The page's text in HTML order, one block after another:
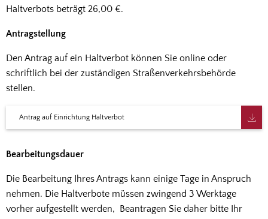
Haltverbots beträgt 26,00 €.
Antragstellung
Den Antrag auf ein Haltverbot können Sie online oder
schriftlich bei der zuständigen Straßenverkehrsbehörde
stellen.
Antrag auf Einrichtung Haltverbot
Bearbeitungsdauer
Die Bearbeitung Ihres Antrags kann einige Tage in Anspruch
nehmen. Die Haltverbote müssen zwingend 3 Werktage
vorher aufgestellt werden, Beantragen Sie daher bitte Ihr